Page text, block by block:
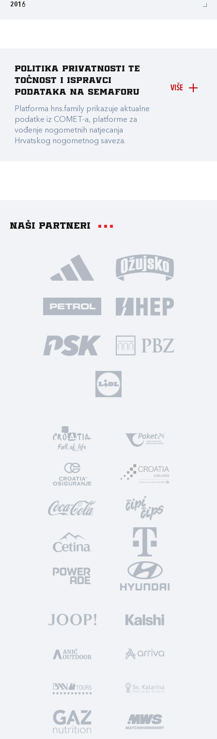
2016
VIŠE
Politika privatnosti te
točnost i ispravci
podataka na Semaforu
Platforma hns.family prikazuje aktualne
podatke iz COMET-a, platforme za
vođenje nogometnih natjecanja
Hrvatskog nogometnog saveza.
Naši partneri